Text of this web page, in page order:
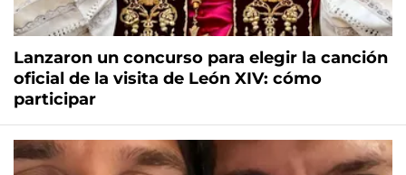
Lanzaron un concurso para elegir la canción
oficial de la visita de León XIV: cómo
participar